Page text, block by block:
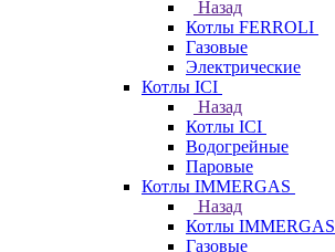
Назад
Котлы FERROLI
Газовые
Электрические
Котлы ICI
Назад
Котлы ICI
Водогрейные
Паровые
Котлы IMMERGAS
Назад
Котлы IMMERGAS
Газовые